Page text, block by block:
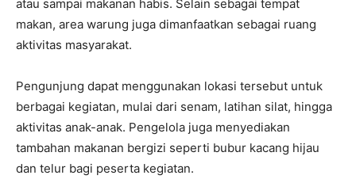
atau sampai makanan habis. Selain sebagai tempat
makan, area warung juga dimanfaatkan sebagai ruang
aktivitas masyarakat.
Pengunjung dapat menggunakan lokasi tersebut untuk
berbagai kegiatan, mulai dari senam, latihan silat, hingga
aktivitas anak-anak. Pengelola juga menyediakan
tambahan makanan bergizi seperti bubur kacang hijau
dan telur bagi peserta kegiatan.